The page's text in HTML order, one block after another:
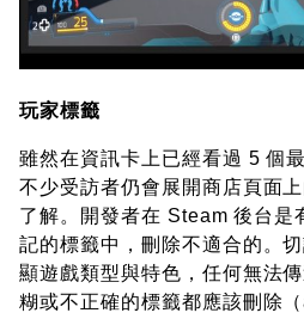
玩家標籤
雖然在資訊卡上已經看過 5 個
不少受訪者仍會展開商店頁面
了解。開發者在 Steam 後台是
記的標籤中，刪除不適合的。
顯遊戲類型與特色，任何無法
糊或不正確的標籤都應該刪除